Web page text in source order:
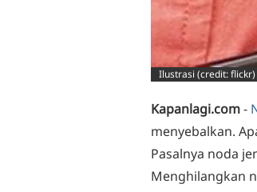
Ilustrasi (credit: flickr)
Kapanlagi.com-
menyebalkan.
Pasalnya noda
Menghilangkan